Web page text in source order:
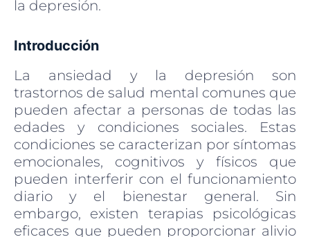
la depresión.
Introducción
La ansiedad y la depresión son
trastornos de salud mental comunes que
pueden afectar a personas de todas las
edades y condiciones sociales. Estas
condiciones se caracterizan por síntomas
emocionales, cognitivos y físicos que
pueden interferir con el funcionamiento
diario y el bienestar general. Sin
embargo, existen terapias psicológicas
eficaces que pueden proporcionar alivio